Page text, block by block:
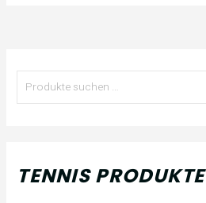
TENNIS PRODUKTE